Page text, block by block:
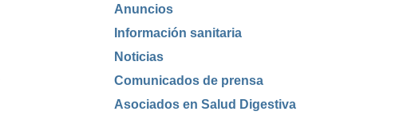
Anuncios
Información sanitaria
Noticias
Comunicados de prensa
Asociados en Salud Digestiva